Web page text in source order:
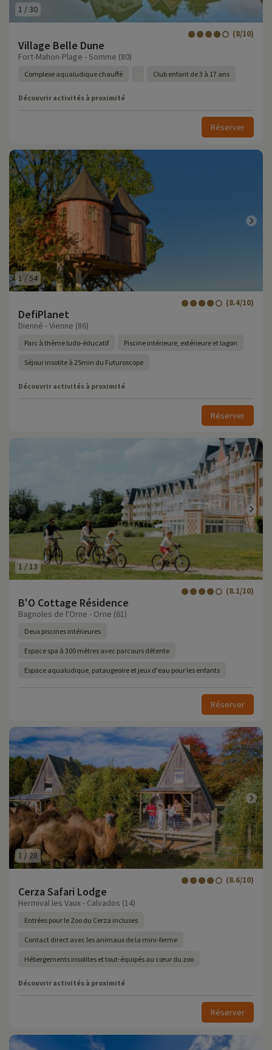
1 /30
Village Belle Dune
(8/10)
Fort-Mahon-Plage - Somme (80)
Complexe aqualudique chauffé Club enfant de 3 à 17 ans
Découvrir activités à proximité
Réserver
1 /54
DefiPlanet
(8.4/10)
Dienné - Vienne (86)
Parc à thème ludo-éducatif Piscine intérieure, extérieure et lagon
Séjour insolite à 25min du Futuroscope
Découvrir activités à proximité
Réserver
1/13
B'O Cottage Résidence
(8.1/10)
Bagnoles de l'Orne - Orne (61)
Deux piscines intérieures
Espace spa à 300 mètres avec parcours détente
Espace aqualudique, pataugeoire et jeux d'eau pour les enfants
Réserver
1 /28
Cerza Safari Lodge
(8.6/10)
Hermival les Vaux - Calvados (14)
Entrées pour le Zoo du Cerza incluses
Contact direct avec les animaux de la mini-ferme
Hébergements insolites et tout-équipés au cœur du zoo
Découvrir activités à proximité
Réserver